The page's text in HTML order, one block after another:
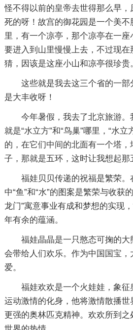
怪不得以前的皇帝去世得那么早
死的呀！故宫的御花园是一个美不
里，有一个凉亭，那个凉亭在一
要进入到山里慢慢上去，不过现
猜，因该是这座小山和凉亭很珍贵
这些就是我去这三个省的一
是大丰收呀！
今年暑假，我去了北京旅游
就是“水立方”和“鸟巢”哪里，“水立
的，在它们中间的北面有一个塔
子，那就是五环，这时让我想起那
福娃贝贝传递的祝福是繁荣
中“鱼”和“水”的图案是繁荣与收获
龙门”寓意事业有成和梦想的实现
年有余的蕴涵。
福娃晶晶是一只憨态可掬的
会带给人们欢乐。作为中国国宝
爱。
福娃欢欢是一个火娃娃，象
运动激情的化身，他将激情散播世
更强的奥林匹克精神。欢欢所到